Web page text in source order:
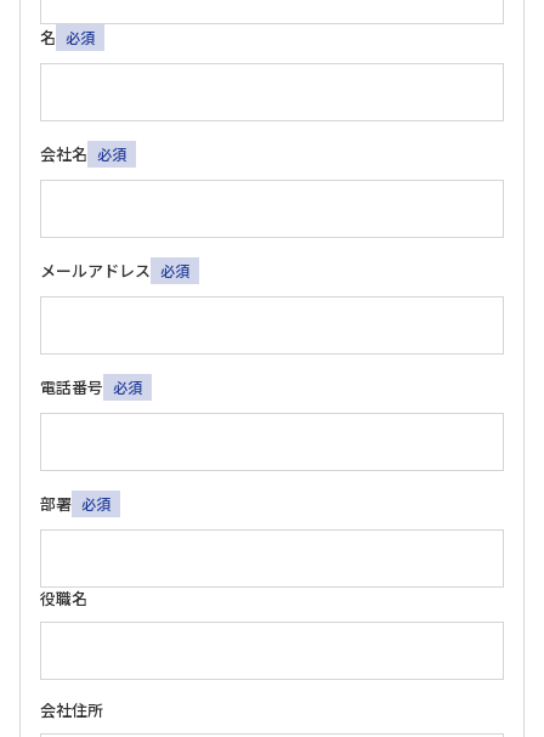
名 必須
会社名 必須
メールアドレス 必須
電話番号 必須
部署 必須
役職名
会社住所